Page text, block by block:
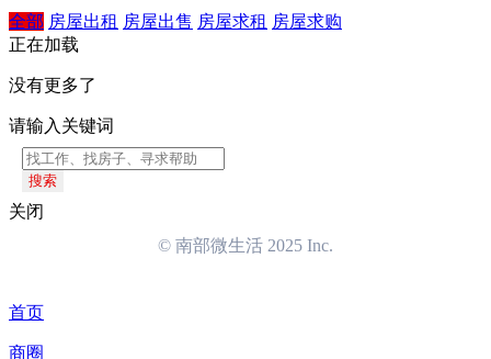
全部 房屋出租 房屋出售 房屋求租 房屋求购
正在加载
没有更多了
请输入关键词
搜索
关闭
© 南部微生活 2025 Inc.
首页
商圈